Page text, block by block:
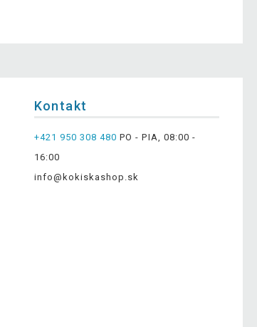
Kontakt
+421 950 308 480 PO - PIA, 08:00 -
16:00
info@kokiskashop.sk